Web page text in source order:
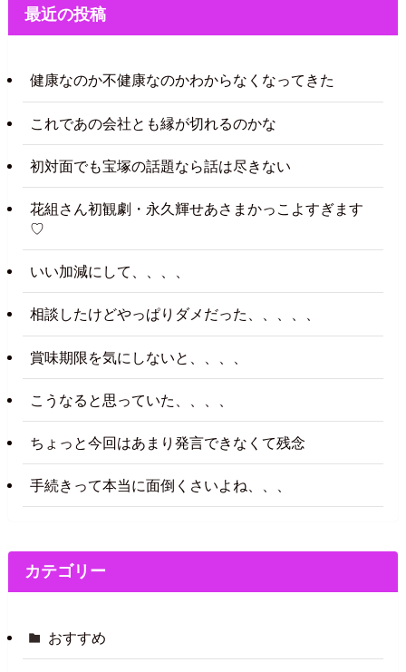
最近の投稿
健康なのか不健康なのかわからなくなってきた
これであの会社とも縁が切れるのかな
初対面でも宝塚の話題なら話は尽きない
花組さん初観劇・永久輝せあさまかっこよすぎます
♡
いい加減にして、、、、
相談したけどやっぱりダメだった、、、、、
賞味期限を気にしないと、、、、
こうなると思っていた、、、、
ちょっと今回はあまり発言できなくて残念
手続きって本当に面倒くさいよね、、、
カテゴリー
おすすめ